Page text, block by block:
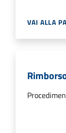
VAI ALLA